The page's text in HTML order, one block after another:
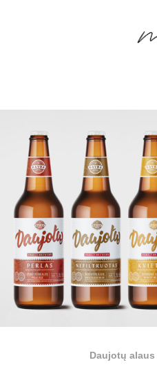
Daujotų alaus